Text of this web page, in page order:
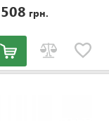
508 грн.